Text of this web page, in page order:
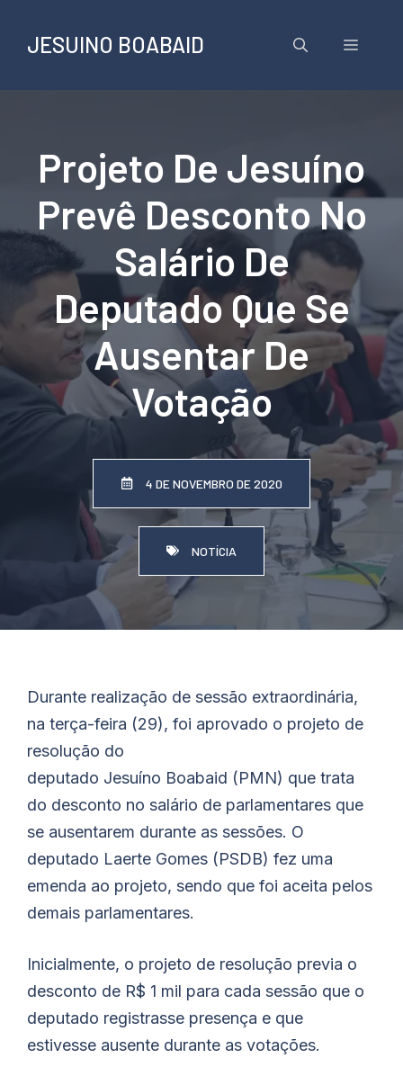
JESUINO BOABAID Menu
Projeto De Jesuíno
Prevê Desconto No
Salário De
Deputado Que Se
Ausentar De
Votação
4 DE NOVEMBRO DE 2020
NOTÍCIA
Durante realização de sessão extraordinária,
na terça-feira (29), foi aprovado o projeto de
resolução do
deputado Jesuíno Boabaid (PMN) que trata
do desconto no salário de parlamentares que
se ausentarem durante as sessões. O
deputado Laerte Gomes (PSDB) fez uma
emenda ao projeto, sendo que foi aceita pelos
demais parlamentares.
Inicialmente, o projeto de resolução previa o
desconto de R$ 1 mil para cada sessão que o
deputado registrasse presença e que
estivesse ausente durante as votações.